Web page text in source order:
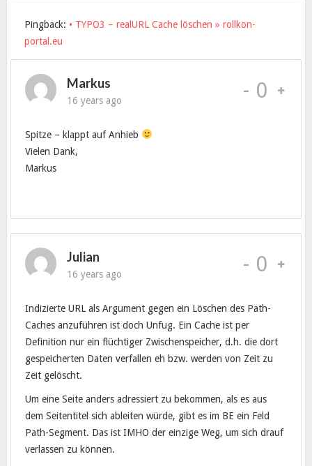
Pingback: • TYPO3 – realURL Cache löschen » rollkon-
portal.eu
Markus
16 years ago - 0
Spitze – klappt auf Anhieb
Vielen Dank,
Markus
Julian
16 years ago - 0
Indizierte URL als Argument gegen ein Löschen des Path-
Caches anzuführen ist doch Unfug. Ein Cache ist per
Definition nur ein flüchtiger Zwischenspeicher, d.h. die dort
gespeicherten Daten verfallen eh bzw. werden von Zeit zu
Zeit gelöscht.
Um eine Seite anders adressiert zu bekommen, als es aus
dem Seitentitel sich ableiten würde, gibt es im BE ein Feld
Path-Segment. Das ist IMHO der einzige Weg, um sich drauf
verlassen zu können.